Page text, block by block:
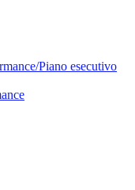
Piano esecutivo